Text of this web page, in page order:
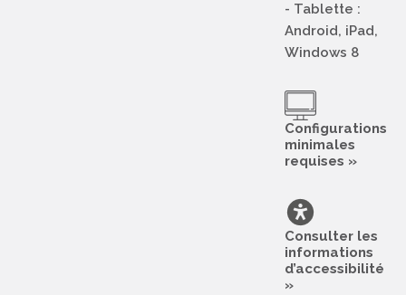
- Tablette :
Android, iPad,
Windows 8
Configurations
minimales
requises »
Consulter les
informations
d’accessibilité
»